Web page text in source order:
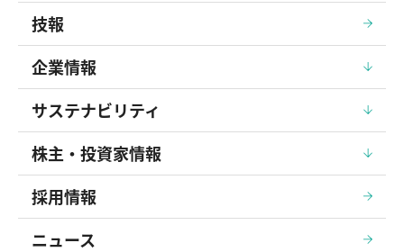
技報
企業情報
サステナビリティ
株主・投資家情報
採用情報
ニュース